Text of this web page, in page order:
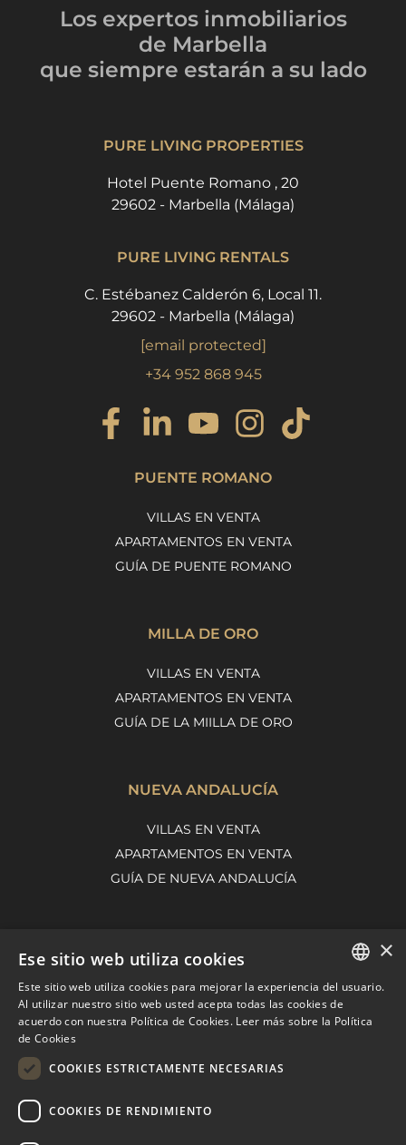
Los expertos inmobiliarios
de Marbella
que siempre estarán a su lado
PURE LIVING PROPERTIES
Hotel Puente Romano , 20
29602 - Marbella (Málaga)
PURE LIVING RENTALS
C. Estébanez Calderón 6, Local 11.
29602 - Marbella (Málaga)
[email protected]
+34 952 868 945
PUENTE ROMANO
VILLAS EN VENTA
APARTAMENTOS EN VENTA
GUÍA DE PUENTE ROMANO
MILLA DE ORO
VILLAS EN VENTA
APARTAMENTOS EN VENTA
GUÍA DE LA MIILLA DE ORO
NUEVA ANDALUCÍA
VILLAS EN VENTA
APARTAMENTOS EN VENTA
GUÍA DE NUEVA ANDALUCÍA
VILLAS EN VENTA
APARTAMENTOS EN VENTA
SPANISH
×
Ese sitio web utiliza cookies
Este sitio web utiliza cookies para mejorar la experiencia del usuario.
Al utilizar nuestro sitio web usted acepta todas las cookies de
acuerdo con nuestra Política de Cookies. Leer más sobre la Política
de Cookies
COOKIES ESTRICTAMENTE NECESARIAS
COOKIES DE RENDIMIENTO